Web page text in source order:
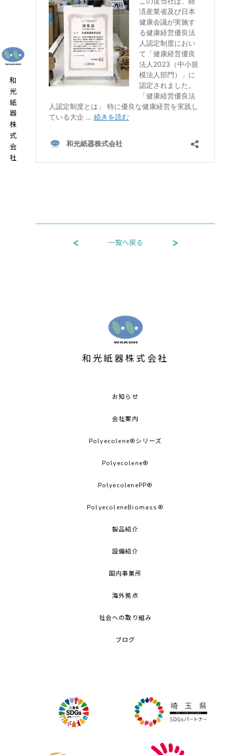
和光紙器株式会社
一覧へ戻る
和光紙器株式会社
お知らせ
会社案内
Polyecolene®シリーズ
Polyecolene®︎
PolyecolenePP®︎
PolyecoleneBiomass®
製品紹介
設備紹介
国内事業所
海外拠点
社会への取り組み
ブログ